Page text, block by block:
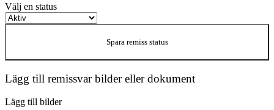
Välj en status
Spara remiss status
Lägg till remissvar bilder eller dokument
Lägg till bilder